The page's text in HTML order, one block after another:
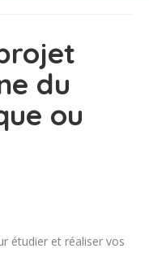
du
ou
étudier et réaliser vos